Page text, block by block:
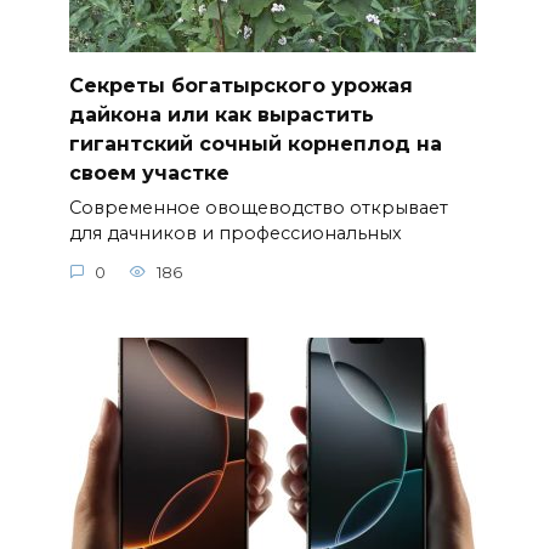
Секреты богатырского урожая
дайкона или как вырастить
гигантский сочный корнеплод на
своем участке
Современное овощеводство открывает
для дачников и профессиональных
0 186